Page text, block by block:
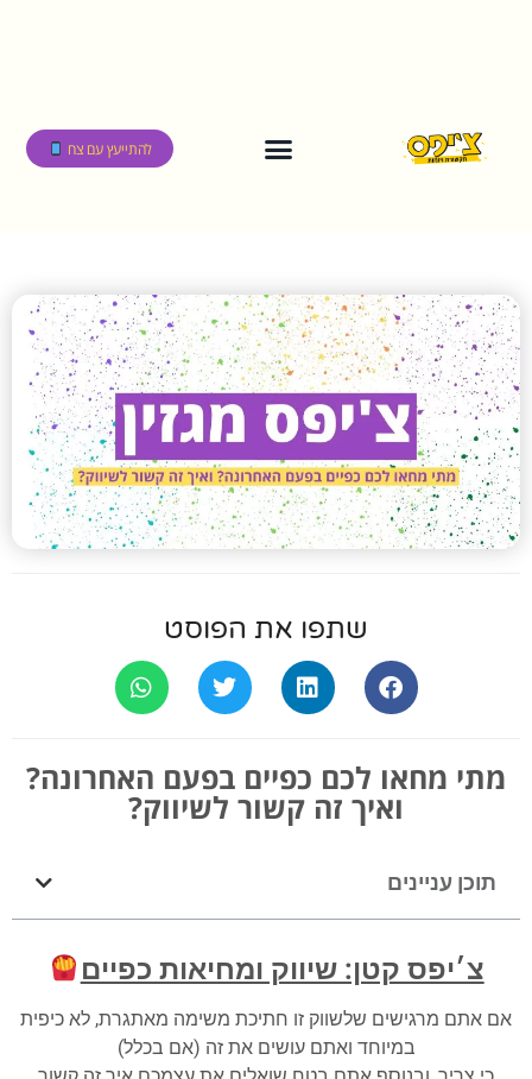
להתייעץ עם צח
שתפו את הפוסט
מתי מחאו לכם כפיים בפעם האחרונה?
ואיך זה קשור לשיווק?
תוכן עניינים
צ׳יפס קטן: שיווק ומחיאות כפיים
אם אתם מרגישים שלשווק זו חתיכת משימה מאתגרת, לא כיפית
במיוחד ואתם עושים את זה (אם בכלל)